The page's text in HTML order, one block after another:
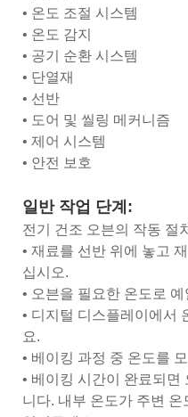
• 온도 조절 시스템
• 온도 감지
• 공기 순환 시스템
• 단열재
• 선반
• 도어 및 씰링 메커니즘
• 제어 시스템
• 안전 보호
일반 작업 단계:
전기 건조 오븐의 작동 절
• 재료를 선반 위에 놓고
십시오.
• 오븐을 필요한 온도로
• 디지털 디스플레이에서
요.
• 베이킹 과정 중 온도를
• 베이킹 시간이 완료되면
니다. 내부 온도가 주변